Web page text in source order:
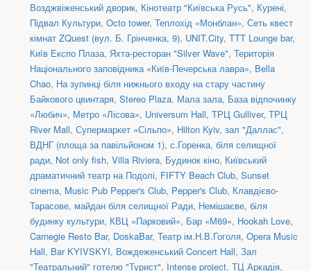
Возджвіженський дворик, Кінотеатр "Київська Русь", Курені,
Підвал Культури, Octo tower, Теплохід «Монблан», Сеть квест
кімнат ZQuest (вул. Б. Грінченка, 9), UNIT.City, TTT Lounge bar,
Київ Експо Плаза, Яхта-ресторан "Silver Wave", Територія
Національного заповідника «Київ-Печерська лавра», Bella
Chao, На зупинці біля нижнього входу на стару частину
Байкового цвинтаря, Stereo Plaza. Мала зала, База відпочинку
«Любич», Метро «Лісова», Universum Hall, ТРЦ Gulliver, ТРЦ
River Mall, Супермаркет «Сільпо», Hilton Kyiv, зал "Даллас",
ВДНГ (площа за павільйоном 1), с.Горенка, біля селищної
ради, Not only fish, Villa Riviera, Будинок кіно, Київський
драматичний театр на Подолі, FIFTY Beach Club, Sunset
cinema, Music Pub Pepper's Club, Pepper's Club, Клавдієво-
Тарасове, майдан біля селищної Ради, Немішаєве, біля
будинку культури, КВЦ «Парковий», Бар «М69», Hookah Love,
Carnegie Resto Bar, DoskaBar, Театр ім.Н.В.Гоголя, Opera Music
Hall, Bar KYIVSKYI, Вождеженський Concert Hall, Зал
"Театральний" готелю "Турист", Intense project, ТЦ Аркадія,